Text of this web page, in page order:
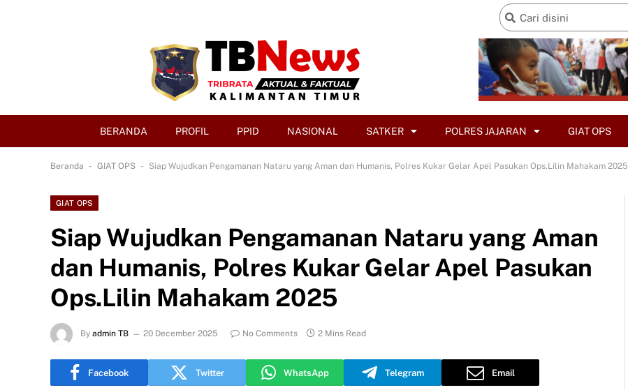
BERANDA PROFIL PPID NASIONAL SATKER POLRES JAJARAN GIAT OPS
Beranda - GIAT OPS - Siap Wujudkan Pengamanan Nataru yang Aman dan Humanis, Polres Kukar Gelar Apel Pasukan Ops.Lilin Mahakam 2025
GIAT OPS
Siap Wujudkan Pengamanan Nataru yang Aman
dan Humanis, Polres Kukar Gelar Apel Pasukan
Ops.Lilin Mahakam 2025
By admin TB 20 December 2025 No Comments 2 Mins Read
Facebook Twitter WhatsApp Telegram Email